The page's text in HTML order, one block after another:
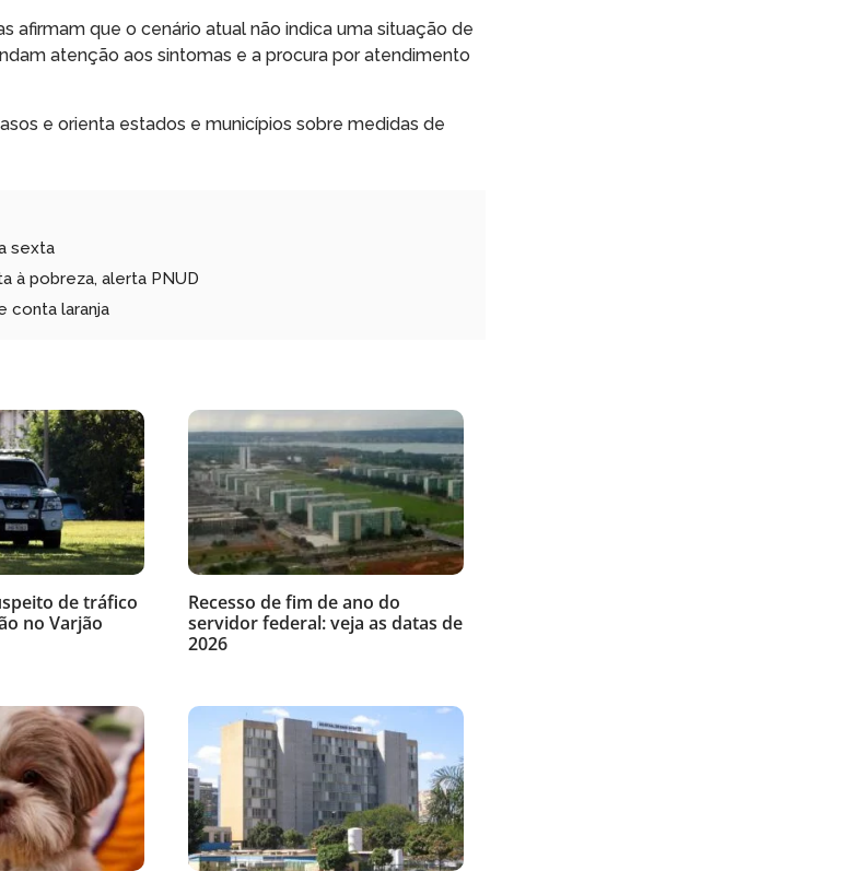
afirmam que o cenário atual não indica uma situação de
atenção aos sintomas e a procura por atendimento
e orienta estados e municípios sobre medidas de
sexta
à pobreza, alerta PNUD
conta laranja
de tráfico
no Varjão
Recesso de fim de ano do
servidor federal: veja as datas de
2026